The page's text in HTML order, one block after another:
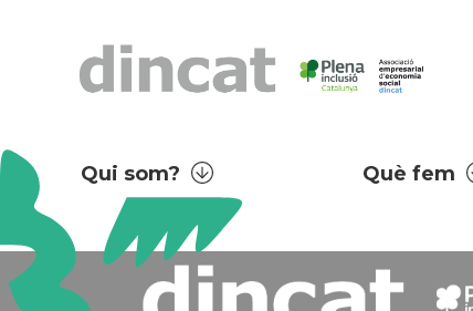
Qui som? Què fem